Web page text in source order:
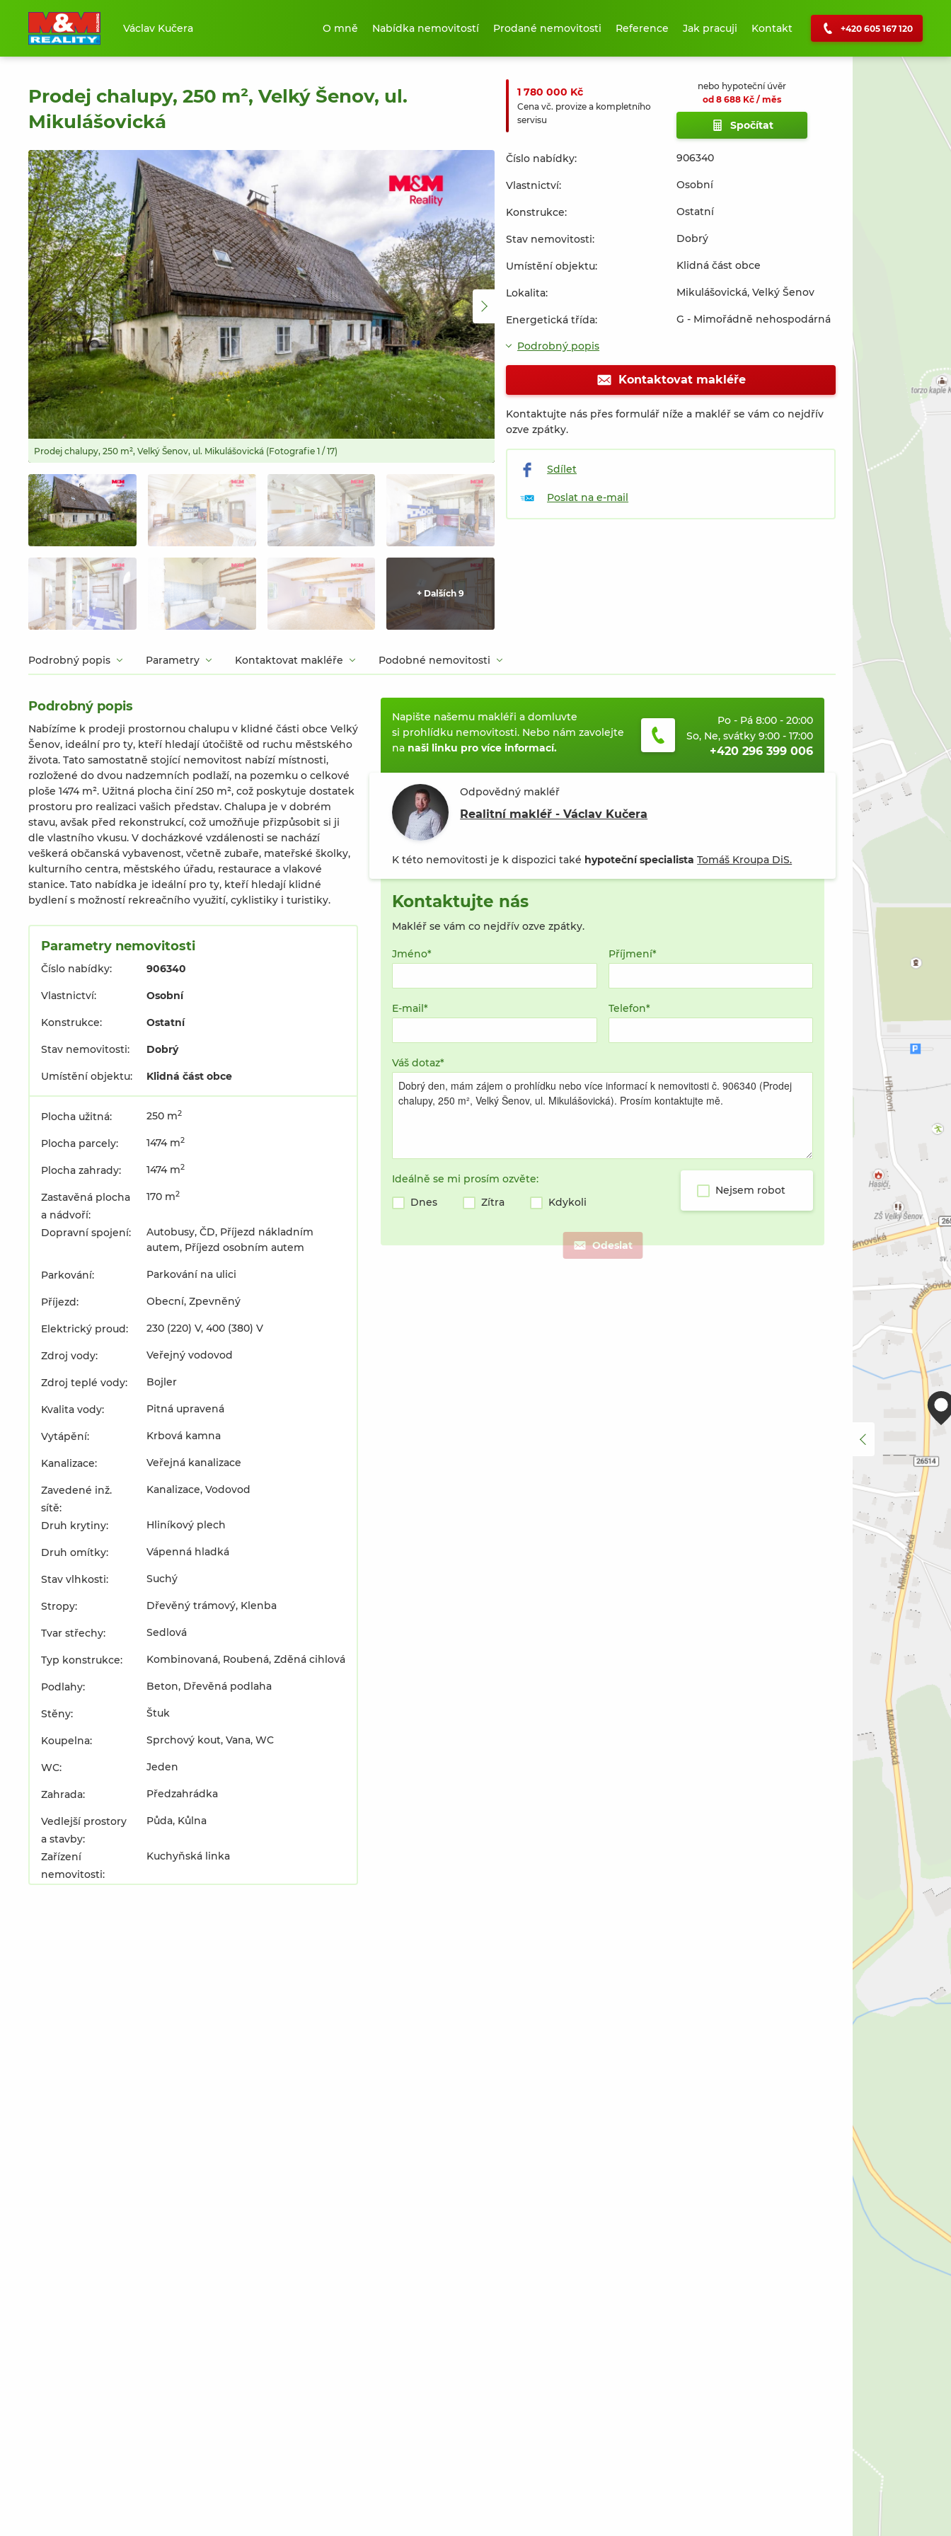
O mně Nabídka nemovitostí Prodané nemovitosti Reference Jak pracuji Kontakt
Václav Kučera +420 605 167 120
Prodej chalupy, 250 m², Velký Šenov, ul.
Mikulášovická
1 780 000 Kč
Cena vč. provize a kompletního
servisu
nebo hypoteční úvěr
od 8 688 Kč / měs
Spočítat
Prodej chalupy, 250 m², Velký Šenov, ul. Mikulášovická (Fotografie 1 / 17) Prodej chalupy, 250 m², Velký Šenov, ul. Mikulášovická (Fotografie 2 / 17)
+ Dalších 9
Číslo nabídky: 906340
Vlastnictví: Osobní
Konstrukce: Ostatní
Stav nemovitosti: Dobrý
Umístění objektu: Klidná část obce
Lokalita: Mikulášovická, Velký Šenov
Energetická třída: G - Mimořádně nehospodárná
Podrobný popis
Kontaktovat makléře
Kontaktujte nás přes formulář níže a makléř se vám co nejdřív
ozve zpátky.
Sdílet
Poslat na e-mail
Podrobný popis Parametry Kontaktovat makléře Podobné nemovitosti
Podrobný popis
Nabízíme k prodeji prostornou chalupu v klidné části obce Velký
Šenov, ideální pro ty, kteří hledají útočiště od ruchu městského
života. Tato samostatně stojící nemovitost nabízí místnosti,
rozložené do dvou nadzemních podlaží, na pozemku o celkové
ploše 1474 m². Užitná plocha činí 250 m², což poskytuje dostatek
prostoru pro realizaci vašich představ. Chalupa je v dobrém
stavu, avšak před rekonstrukcí, což umožňuje přizpůsobit si ji
dle vlastního vkusu. V docházkové vzdálenosti se nachází
veškerá občanská vybavenost, včetně zubaře, mateřské školky,
kulturního centra, městského úřadu, restaurace a vlakové
stanice. Tato nabídka je ideální pro ty, kteří hledají klidné
bydlení s možností rekreačního využití, cyklistiky i turistiky.
Parametry nemovitosti
Číslo nabídky: 906340
Vlastnictví: Osobní
Konstrukce: Ostatní
Stav nemovitosti: Dobrý
Umístění objektu: Klidná část obce
Plocha užitná: 250 m2
Plocha parcely: 1474 m2
Plocha zahrady: 1474 m2
Zastavěná plocha
a nádvoří:
170 m2
Dopravní spojení:
Autobusy, ČD, Příjezd nákladním
autem, Příjezd osobním autem
Parkování: Parkování na ulici
Příjezd: Obecní, Zpevněný
Elektrický proud: 230 (220) V, 400 (380) V
Zdroj vody: Veřejný vodovod
Zdroj teplé vody: Bojler
Kvalita vody: Pitná upravená
Vytápění: Krbová kamna
Kanalizace: Veřejná kanalizace
Zavedené inž.
sítě:
Kanalizace, Vodovod
Druh krytiny: Hliníkový plech
Druh omítky: Vápenná hladká
Stav vlhkosti: Suchý
Stropy: Dřevěný trámový, Klenba
Tvar střechy: Sedlová
Typ konstrukce: Kombinovaná, Roubená, Zděná cihlová
Podlahy: Beton, Dřevěná podlaha
Stěny: Štuk
Koupelna: Sprchový kout, Vana, WC
WC: Jeden
Zahrada: Předzahrádka
Vedlejší prostory
a stavby:
Půda, Kůlna
Zařízení
nemovitosti:
Kuchyňská linka
Napište našemu makléři a domluvte
si prohlídku nemovitosti. Nebo nám zavolejte
na naši linku pro více informací.
Po - Pá 8:00 - 20:00
So, Ne, svátky 9:00 - 17:00
+420 296 399 006
Odpovědný makléř
Realitní makléř - Václav Kučera
K této nemovitosti je k dispozici také hypoteční specialista Tomáš Kroupa DiS.
Kontaktujte nás
Makléř se vám co nejdřív ozve zpátky.
Jméno Příjmení
E-mail Telefon
Váš dotaz
Ideálně se mi prosím ozvěte:
Dnes
Zítra Kdykoli
Nejsem robot
Odeslat